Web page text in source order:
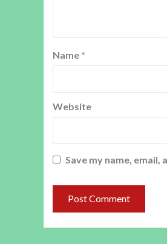
Name *
Website
Save my name,